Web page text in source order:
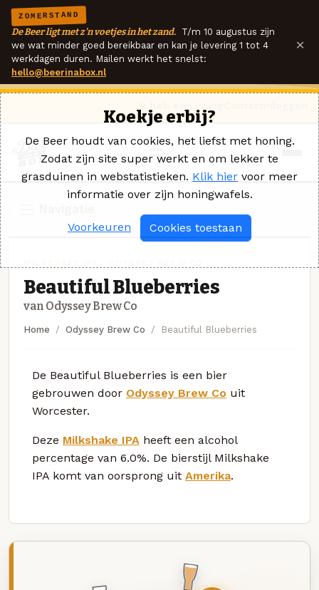
ZOMERSTAND
De Beer ligt met z'n voetjes in het zand. T/m 10 augustus zijn
we wat minder goed bereikbaar en kan je levering 1 tot 4
werkdagen duren. Mailen werkt het snelst:
hello@beerinabox.nl
×
Beautiful Blueberries
van Odyssey Brew Co
Home Odyssey Brew Co Beautiful Blueberries
De Beautiful Blueberries is een bier
gebrouwen door Odyssey Brew Co uit
Worcester.
Deze Milkshake IPA heeft een alcohol
percentage van 6.0%. De bierstijl Milkshake
IPA komt van oorsprong uit Amerika.
Koekje erbij?
De Beer houdt van cookies, het liefst met honing.
Zodat zijn site super werkt en om lekker te
grasduinen in webstatistieken. Klik hier voor meer
informatie over zijn honingwafels.
Voorkeuren Cookies toestaan